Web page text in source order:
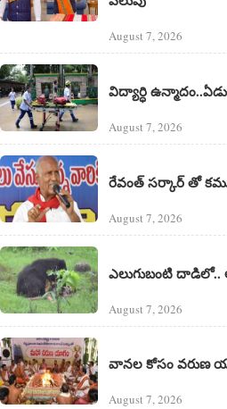
August 7, 2026
విద్యార్ధి
August 7, 2026
రేవంత్ సర్కార్ తో
August 7, 2026
ఎలుగుబంటి దాడిలో..
August 7, 2026
వానల కోసం వరుణ
August 7, 2026